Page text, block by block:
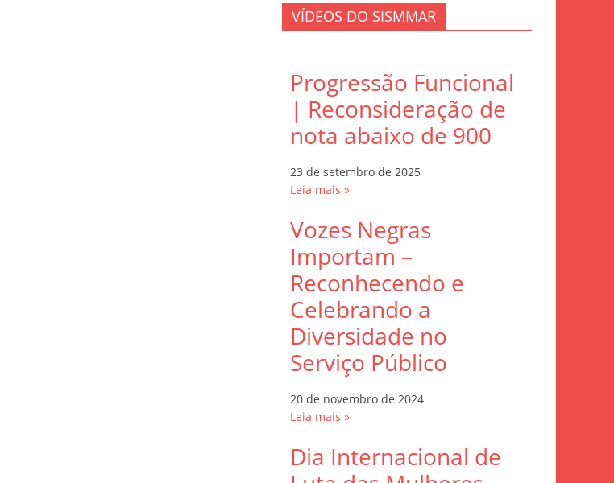
VÍDEOS DO SISMMAR
Progressão Funcional
| Reconsideração de
nota abaixo de 900
23 de setembro de 2025
Leia mais »
Vozes Negras
Importam –
Reconhecendo e
Celebrando a
Diversidade no
Serviço Público
20 de novembro de 2024
Leia mais »
Dia Internacional de